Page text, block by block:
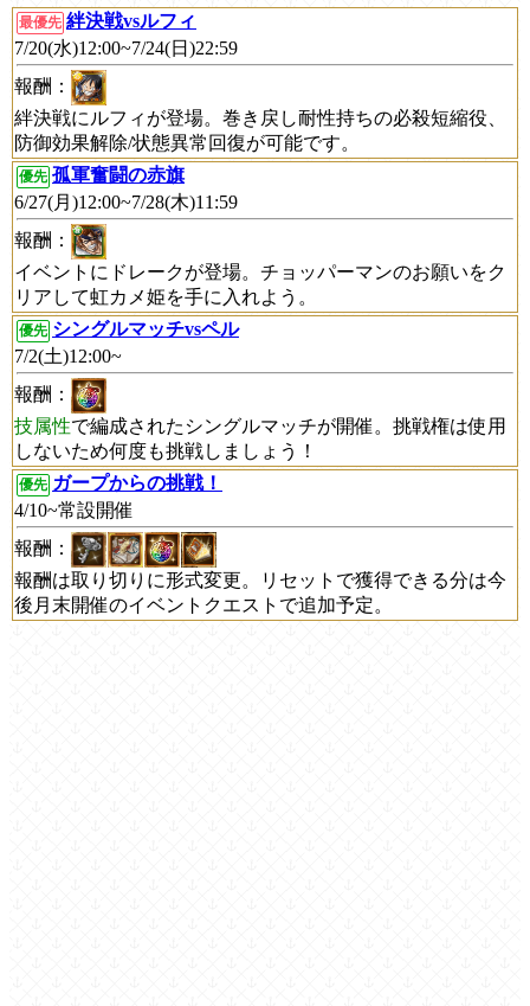
最優先 絆決戦vsルフィ
7/20(水)12:00~7/24(日)22:59
報酬：
絆決戦にルフィが登場。巻き戻し耐性持ちの必殺短縮役、
防御効果解除/状態異常回復が可能です。
優先 孤軍奮闘の赤旗
6/27(月)12:00~7/28(木)11:59
報酬：
イベントにドレークが登場。チョッパーマンのお願いをク
リアして虹カメ姫を手に入れよう。
優先 シングルマッチvsペル
7/2(土)12:00~
報酬：
技属性で編成されたシングルマッチが開催。挑戦権は使用
しないため何度も挑戦しましょう！
優先 ガープからの挑戦！
4/10~常設開催
報酬：
報酬は取り切りに形式変更。リセットで獲得できる分は今
後月末開催のイベントクエストで追加予定。